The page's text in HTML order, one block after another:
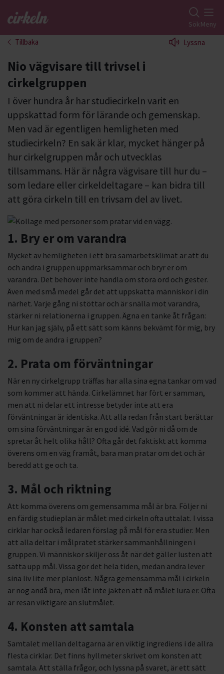
Gå till studiefrämjandets startsida SökMeny
Tillbaka Lyssna
Nio vägvisare till trivsel i
cirkelgruppen
I över hundra år har studiecirkeln varit en
uppskattad form för lärande och gemenskap.
Men vad är egentligen hemligheten med
studiecirkeln? En sak är klar, mycket hänger på
hur cirkelgruppen mår och utvecklas
tillsammans. Här är några vägvisare till hur du –
som ledare eller cirkeldeltagare – kan bidra till
att göra cirkeln till en trivsam del av livet.
1. Bry er om varandra
Mycket av hemligheten i ett bra samarbetsklimat är att du
och andra i gruppen uppmärksammar och bryr er om
varandra. Det behöver inte handla om stora ord och gester.
Även med små medel går det att uppskatta människor i din
närhet. Varje gång ni stöttar och är snälla mot varandra,
stärker ni relationerna i gruppen. Ägna en tanke åt frågan:
Hur kan jag själv, på ett sätt som känns bekvämt för mig, bry
mig om de andra i gruppen?
2. Prata om förväntningar
När en ny cirkelgrupp träffas har alla sina egna tankar om vad
som kommer att hända. Cirkelämnet har fört er samman,
men att ni delar ett intresse betyder inte att era
förväntningar är identiska. Att alla redan från start berättar
om sina förväntningar är en god idé. Vad gör ni då om de
spretar åt helt olika håll? Ofta går det faktiskt att komma
överens om en väg framåt, bara man pratar om det och är
beredd att ge och ta.
3. Mål och riktning
Att komma överens om gemensamma mål är bra. Följer ni
en färdig studieplan är målet med cirkeln ofta uttalat. I vissa
cirklar har också ledaren förslag på mål för era studier. Men
att alla deltar i målpratet stärker sammanhållningen i
gruppen. Vi människor skiljer oss åt när det gäller lusten att
sätta upp mål. Vissa gör det hela tiden, medan andra lever
sina liv lite mer planlöst. Några gemensamma mål i cirkeln
är nog ändå bra, men låt inte jakten att nå målet lura er. Ofta
är resan viktigare än slutmålet.
4. Konsten att samtala
Samtalet mellan deltagarna är en viktig ingrediens i de allra
flesta cirklar. Det finns hyllmeter skrivet om konsten att
samtala. Att ställa frågor, och lyssna på svaret, är ett sätt